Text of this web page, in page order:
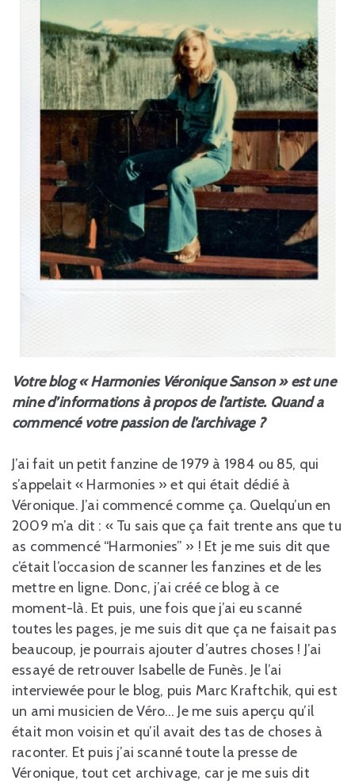
Votre blog « Harmonies Véronique Sanson » est une
mine d’informations à propos de l’artiste. Quand a
commencé votre passion de l’archivage ?
J’ai fait un petit fanzine de 1979 à 1984 ou 85, qui
s’appelait « Harmonies » et qui était dédié à
Véronique. J’ai commencé comme ça. Quelqu’un en
2009 m’a dit : « Tu sais que ça fait trente ans que tu
as commencé “Harmonies” » ! Et je me suis dit que
c’était l’occasion de scanner les fanzines et de les
mettre en ligne. Donc, j’ai créé ce blog à ce
moment-là. Et puis, une fois que j’ai eu scanné
toutes les pages, je me suis dit que ça ne faisait pas
beaucoup, je pourrais ajouter d’autres choses ! J’ai
essayé de retrouver Isabelle de Funès. Je l’ai
interviewée pour le blog, puis Marc Kraftchik, qui est
un ami musicien de Véro… Je me suis aperçu qu’il
était mon voisin et qu’il avait des tas de choses à
raconter. Et puis j’ai scanné toute la presse de
Véronique, tout cet archivage, car je me suis dit